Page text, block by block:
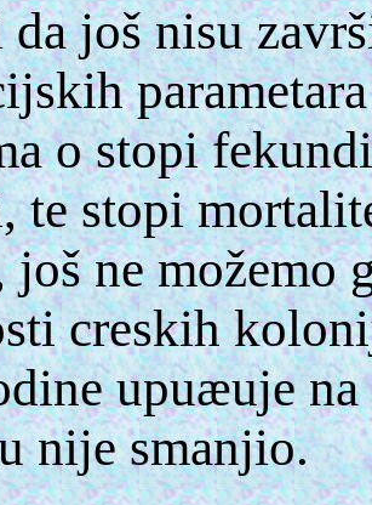
još nisu
o stopi
te stopi
još ne možemo
creskih
upuæuje
nije smanjio.